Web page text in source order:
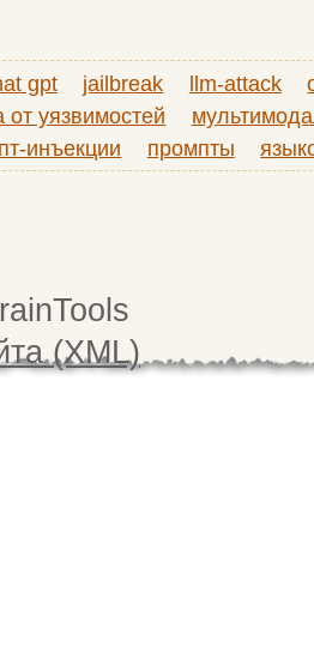
gpt jailbreak llm-attack
от уязвимостей
инъекции промпты
(XML)